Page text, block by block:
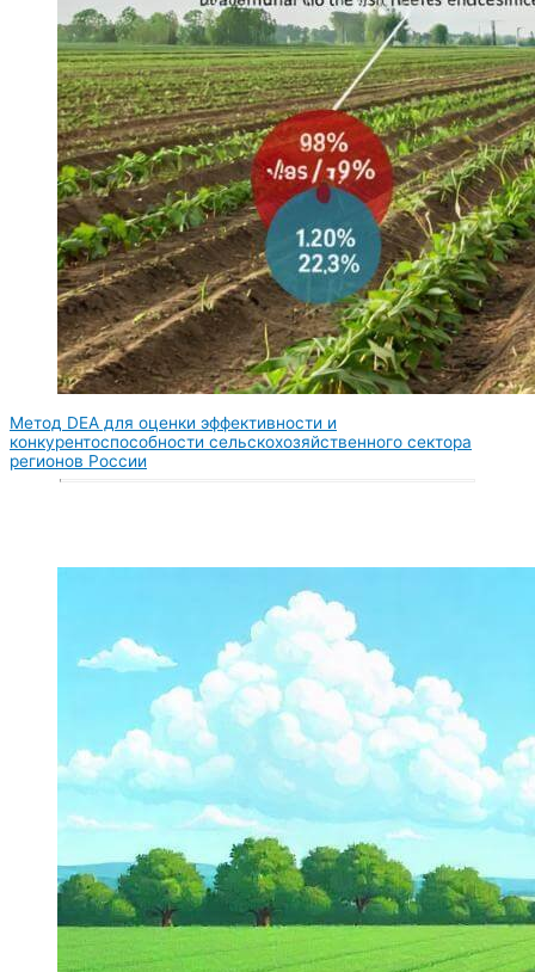
Метод DEA для оценки эффективности и
конкурентоспособности сельскохозяйственного сектора
регионов России